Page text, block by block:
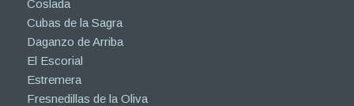
Coslada
Cubas de la Sagra
Daganzo de Arriba
El Escorial
Estremera
Fresnedillas de la Oliva